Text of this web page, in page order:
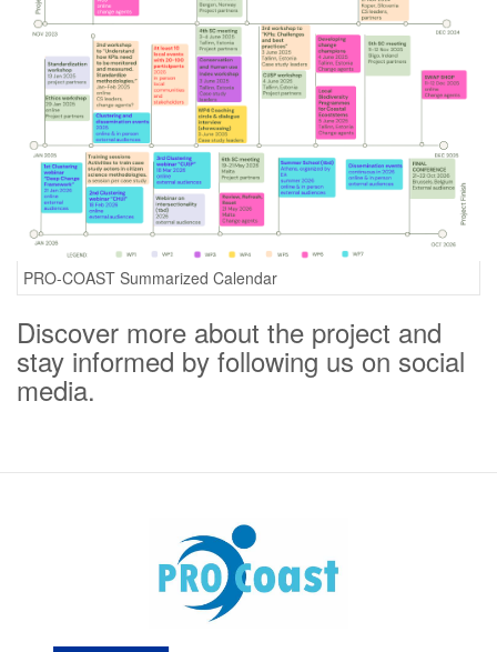
PRO-COAST Summarized Calendar
Discover more about the project and
stay informed by following us on social
media.